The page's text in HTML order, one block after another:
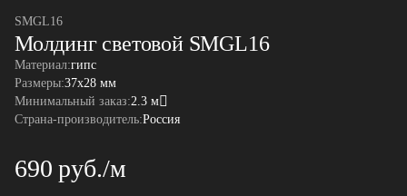
SMGL16
Молдинг световой SMGL16
Материал:гипс
Размеры:37x28 мм
Минимальный заказ:2.3 м
Страна-производитель:Россия
690 руб./м